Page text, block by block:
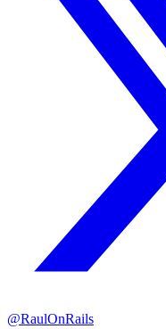
@RaulOnRails